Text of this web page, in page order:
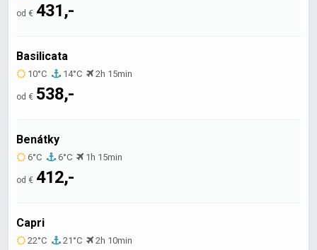
od € 431,-
Basilicata
10°C 14°C 2h 15min
od € 538,-
Benátky
6°C 6°C 1h 15min
od € 412,-
Capri
22°C 21°C 2h 10min